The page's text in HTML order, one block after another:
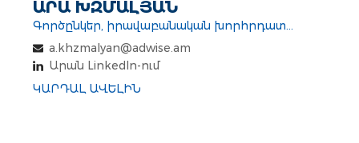
ԱՐԱ ԽԶՄԱԼՅԱՆ
Գործընկեր, իրավաբանական խորհրդատվություն
a.khzmalyan@adwise.am
Արան LinkedIn-ում
ԿԱՐԴԱԼ ԱՎԵԼԻՆ